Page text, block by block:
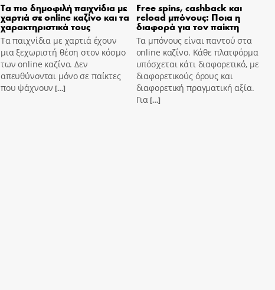
Τα πιο δημοφιλή παιχνίδια με
χαρτιά σε online καζίνο και τα
χαρακτηριστικά τους
Τα παιχνίδια με χαρτιά έχουν
μια ξεχωριστή θέση στον κόσμο
των online καζίνο. Δεν
απευθύνονται μόνο σε παίκτες
που ψάχνουν […]
Free spins, cashback και
reload μπόνους: Ποια η
διαφορά για τον παίκτη
Τα μπόνους είναι παντού στα
online καζίνο. Κάθε πλατφόρμα
υπόσχεται κάτι διαφορετικό, με
διαφορετικούς όρους και
διαφορετική πραγματική αξία.
Για […]